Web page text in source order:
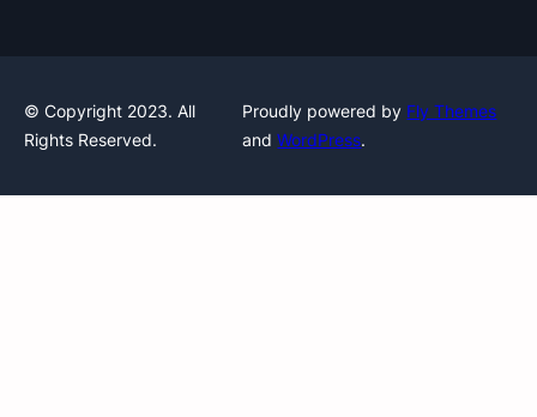
© Copyright 2023. All
Rights Reserved.
Proudly powered by Fly Themes
andWordPress.